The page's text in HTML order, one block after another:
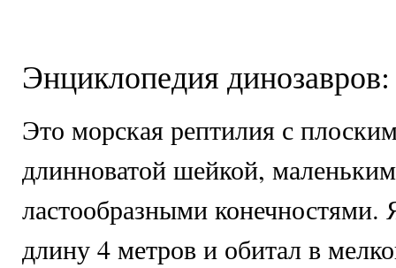
Энциклопедия
Это морская рептилия с
длинноватой шейкой,
ластообразными конечностями.
длину 4 метров и обитал в